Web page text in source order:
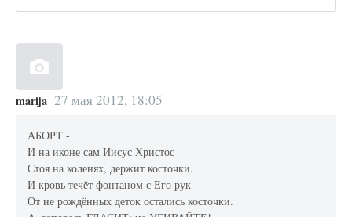
marija 27 мая 2012, 18:05
АБОРТ -
И на иконе сам Иисус Христос
Стоя на коленях, держит косточки.
И кровь течёт фонтаном с Его рук
От не рождённых деток остались косточки.